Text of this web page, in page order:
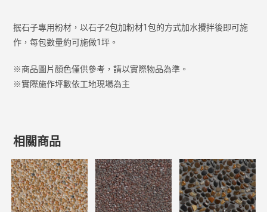
抿石子專用粉材，以石子2包加粉材1包的方式加水攪拌後即可施
作，每包數量約可施做1坪。
※商品圖片顏色僅供參考，請以實際物品為準。
※實際施作坪數依工地現場為主
相關商品